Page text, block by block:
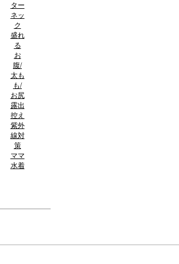
ター
ネッ
ク
盛れ
る
お
腹/
太も
も/
お尻
露出
控え
紫外
線対
策
ママ
水着